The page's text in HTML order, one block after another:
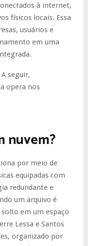
à internet,
físicos locais. Essa
usuários e
em uma
seguir,
opera nos
nuvem?
por meio de
equipadas com
redundante e
um arquivo é
em um espaço
Lessa e Santos
organizado por